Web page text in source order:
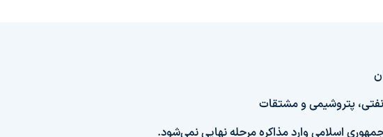
پتروشیمی و مشتقات